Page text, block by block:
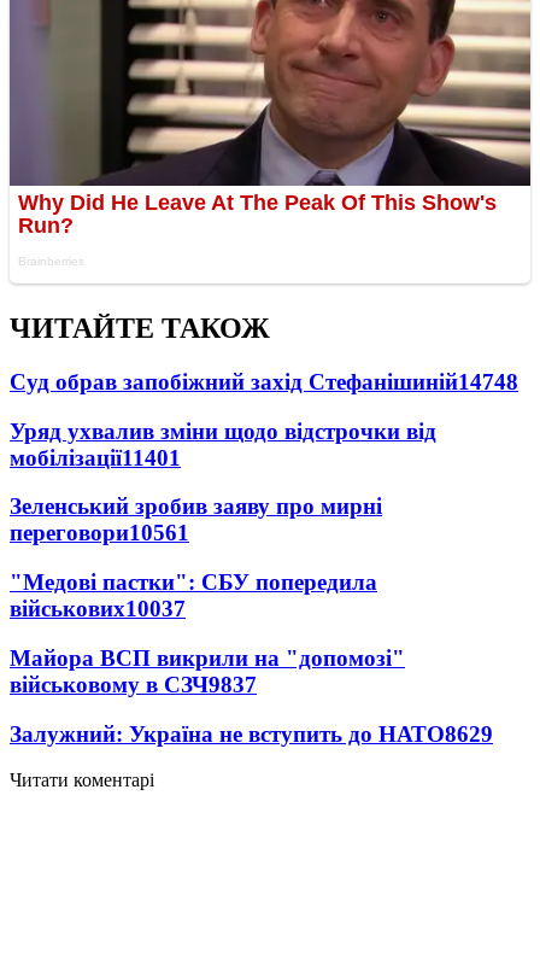
ЧИТАЙТЕ ТАКОЖ
Суд обрав запобіжний захід Стефанішиній14748
Уряд ухвалив зміни щодо відстрочки від
мобілізації11401
Зеленський зробив заяву про мирні
переговори10561
"Медові пастки": СБУ попередила
військових10037
Майора ВСП викрили на "допомозі"
військовому в СЗЧ9837
Залужний: Україна не вступить до НАТО8629
Читати коментарі